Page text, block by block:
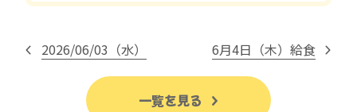
2026/06/03（水） 6月4日（木）給食
一覧を見る